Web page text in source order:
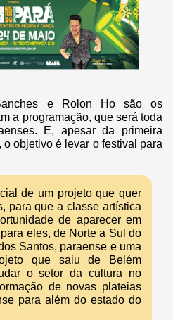
e Rolon Ho são os
a programação, que será toda
E, apesar da primeira
objetivo é levar o festival para
de um projeto que quer
para que a classe artística
de aparecer em
eles, de Norte a Sul do
Santos, paraense e uma
que saiu de Belém
o setor da cultura no
de novas plateias
para além do estado do